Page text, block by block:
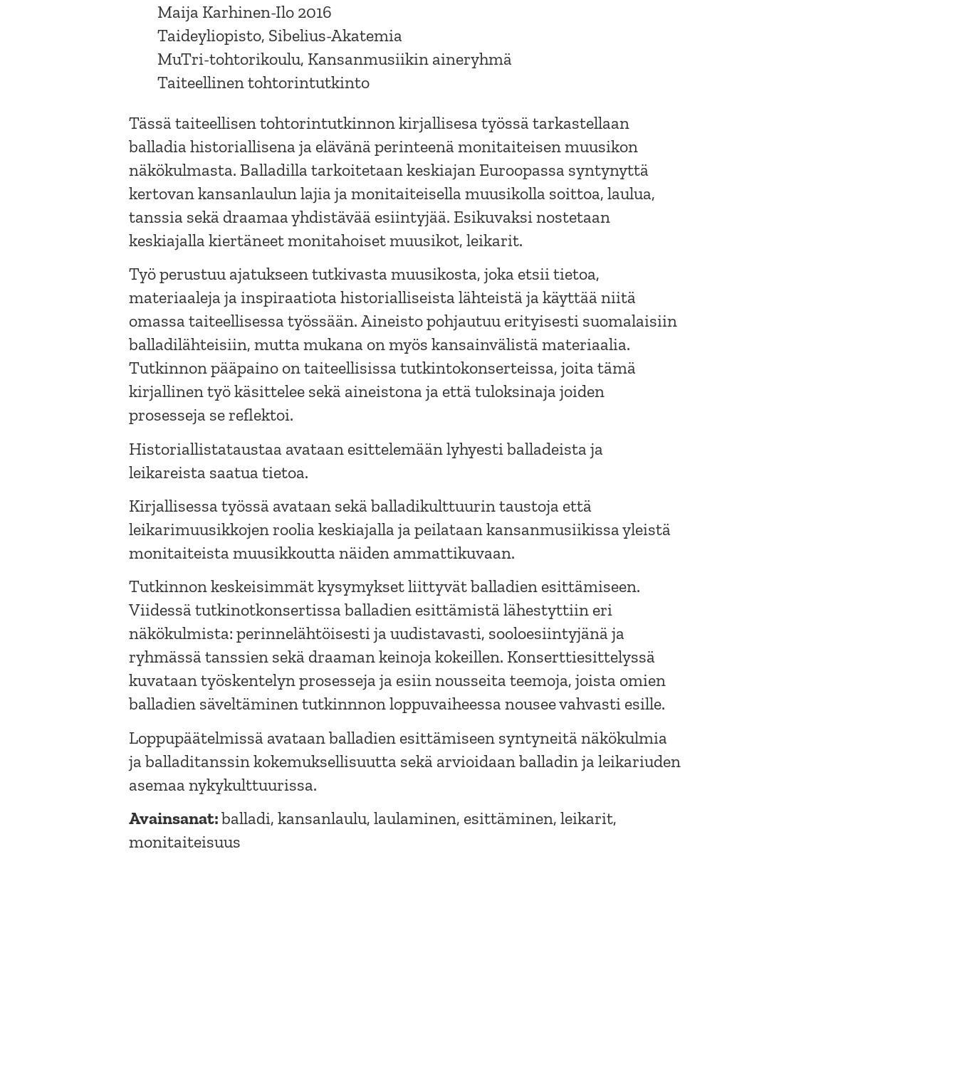
Maija Karhinen-Ilo 2016
Taideyliopisto, Sibelius-Akatemia
MuTri-tohtorikoulu, Kansanmusiikin aineryhmä
Taiteellinen tohtorintutkinto
Tässä taiteellisen tohtorintutkinnon kirjallisesa työssä tarkastellaan
balladia historiallisena ja elävänä perinteenä monitaiteisen muusikon
näkökulmasta. Balladilla tarkoitetaan keskiajan Euroopassa syntynyttä
kertovan kansanlaulun lajia ja monitaiteisella muusikolla soittoa, laulua,
tanssia sekä draamaa yhdistävää esiintyjää. Esikuvaksi nostetaan
keskiajalla kiertäneet monitahoiset muusikot, leikarit.
Työ perustuu ajatukseen tutkivasta muusikosta, joka etsii tietoa,
materiaaleja ja inspiraatiota historialliseista lähteistä ja käyttää niitä
omassa taiteellisessa työssään. Aineisto pohjautuu erityisesti suomalaisiin
balladilähteisiin, mutta mukana on myös kansainvälistä materiaalia.
Tutkinnon pääpaino on taiteellisissa tutkintokonserteissa, joita tämä
kirjallinen työ käsittelee sekä aineistona ja että tuloksinaja joiden
prosesseja se reflektoi.
Historiallistataustaa avataan esittelemään lyhyesti balladeista ja
leikareista saatua tietoa.
Kirjallisessa työssä avataan sekä balladikulttuurin taustoja että
leikarimuusikkojen roolia keskiajalla ja peilataan kansanmusiikissa yleistä
monitaiteista muusikkoutta näiden ammattikuvaan.
Tutkinnon keskeisimmät kysymykset liittyvät balladien esittämiseen.
Viidessä tutkinotkonsertissa balladien esittämistä lähestyttiin eri
näkökulmista: perinnelähtöisesti ja uudistavasti, sooloesiintyjänä ja
ryhmässä tanssien sekä draaman keinoja kokeillen. Konserttiesittelyssä
kuvataan työskentelyn prosesseja ja esiin nousseita teemoja, joista omien
balladien säveltäminen tutkinnnon loppuvaiheessa nousee vahvasti esille.
Loppupäätelmissä avataan balladien esittämiseen syntyneitä näkökulmia
ja balladitanssin kokemuksellisuutta sekä arvioidaan balladin ja leikariuden
asemaa nykykulttuurissa.
Avainsanat:balladi, kansanlaulu, laulaminen, esittäminen, leikarit,
monitaiteisuus